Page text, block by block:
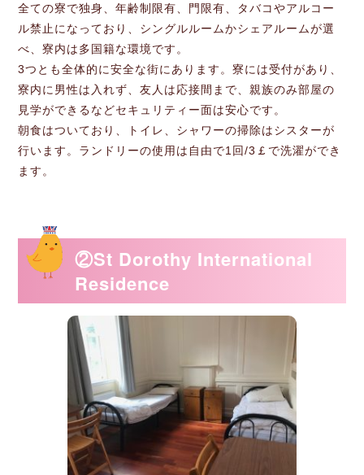
全ての寮で独身、年齢制限有、門限有、タバコやアルコー
ル禁止になっており、シングルルームかシェアルームが選
べ、寮内は多国籍な環境です。
3つとも全体的に安全な街にあります。寮には受付があり、
寮内に男性は入れず、友人は応接間まで、親族のみ部屋の
見学ができるなどセキュリティー面は安心です。
朝食はついており、トイレ、シャワーの掃除はシスターが
行います。ランドリーの使用は自由で1回/3￡で洗濯ができ
ます。
②St Dorothy International
Residence